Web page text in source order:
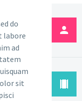
do
labore
ad
sit

